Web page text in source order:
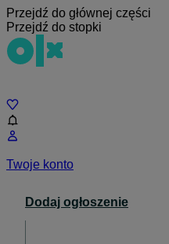
Przejdź do głównej części
Przejdź do stopki
Twoje konto
Dodaj ogłoszenie